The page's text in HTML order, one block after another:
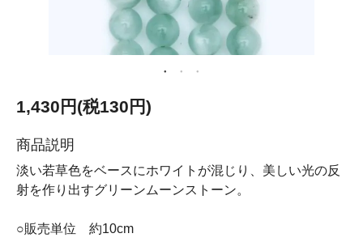
1,430円(税130円)
商品説明
淡い若草色をベースにホワイトが混じり、美しい光の反
射を作り出すグリーンムーンストーン。
○販売単位 約10cm